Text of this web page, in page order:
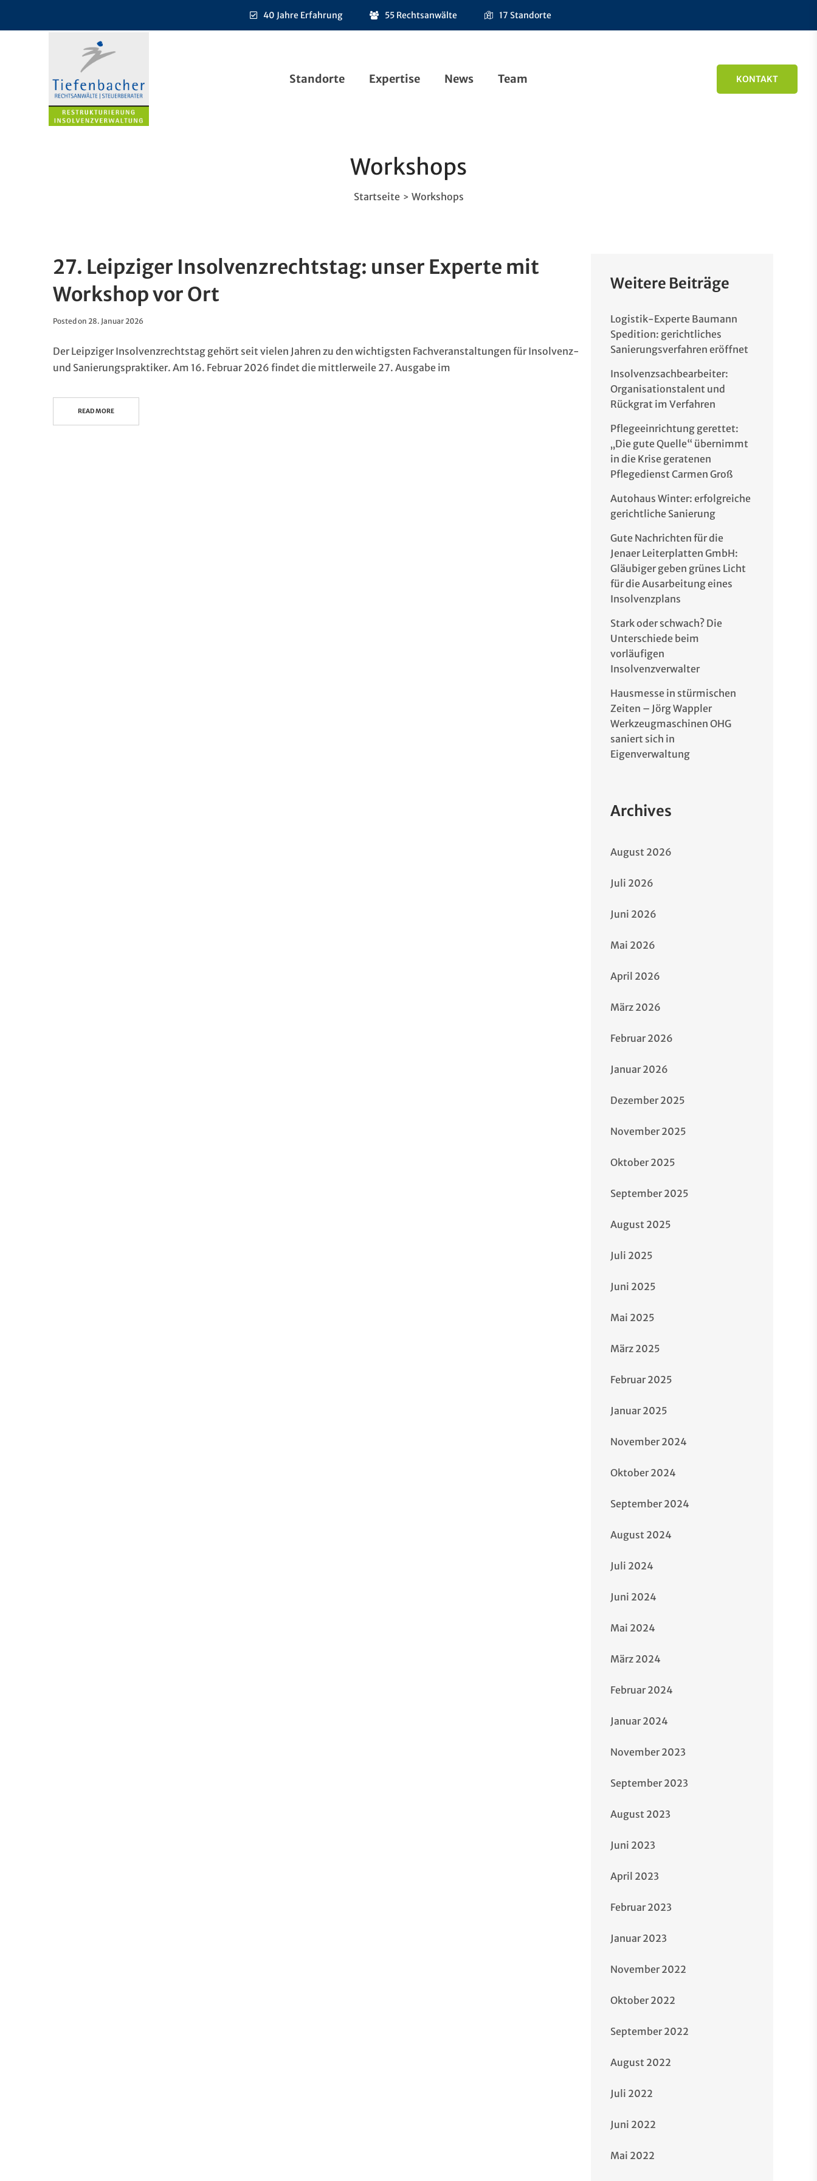
40 Jahre Erfahrung 55 Rechtsanwälte 17 Standorte
Standorte Expertise News Team KONTAKT
Workshops
Startseite > Workshops
27. Leipziger Insolvenzrechtstag: unser Experte mit
Workshop vor Ort
Posted on 28. Januar 2026
Der Leipziger Insolvenzrechtstag gehört seit vielen Jahren zu den wichtigsten Fachveranstaltungen für Insolvenz-
und Sanierungspraktiker. Am 16. Februar 2026 findet die mittlerweile 27. Ausgabe im
READ MORE
Weitere Beiträge
Logistik-Experte Baumann
Spedition: gerichtliches
Sanierungsverfahren eröffnet
Insolvenzsachbearbeiter:
Organisationstalent und
Rückgrat im Verfahren
Pflegeeinrichtung gerettet:
„Die gute Quelle“ übernimmt
in die Krise geratenen
Pflegedienst Carmen Groß
Autohaus Winter: erfolgreiche
gerichtliche Sanierung
Gute Nachrichten für die
Jenaer Leiterplatten GmbH:
Gläubiger geben grünes Licht
für die Ausarbeitung eines
Insolvenzplans
Stark oder schwach? Die
Unterschiede beim
vorläufigen
Insolvenzverwalter
Hausmesse in stürmischen
Zeiten – Jörg Wappler
Werkzeugmaschinen OHG
saniert sich in
Eigenverwaltung
Archives
August 2026
Juli 2026
Juni 2026
Mai 2026
April 2026
März 2026
Februar 2026
Januar 2026
Dezember 2025
November 2025
Oktober 2025
September 2025
August 2025
Juli 2025
Juni 2025
Mai 2025
März 2025
Februar 2025
Januar 2025
November 2024
Oktober 2024
September 2024
August 2024
Juli 2024
Juni 2024
Mai 2024
März 2024
Februar 2024
Januar 2024
November 2023
September 2023
August 2023
Juni 2023
April 2023
Februar 2023
Januar 2023
November 2022
Oktober 2022
September 2022
August 2022
Juli 2022
Juni 2022
Mai 2022